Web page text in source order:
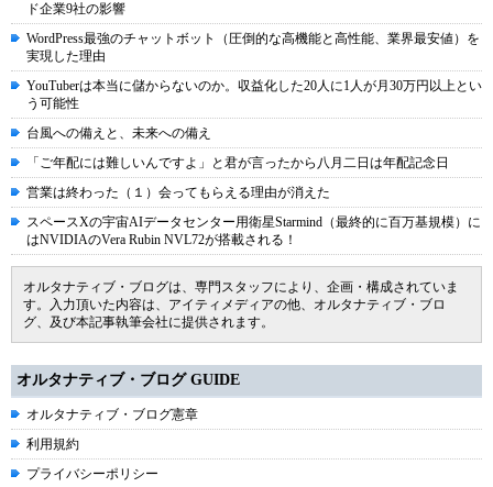
ド企業9社の影響
WordPress最強のチャットボット（圧倒的な高機能と高性能、業界最安値）を
実現した理由
YouTuberは本当に儲からないのか。収益化した20人に1人が月30万円以上とい
う可能性
台風への備えと、未来への備え
「ご年配には難しいんですよ」と君が言ったから八月二日は年配記念日
営業は終わった（１）会ってもらえる理由が消えた
スペースXの宇宙AIデータセンター用衛星Starmind（最終的に百万基規模）に
はNVIDIAのVera Rubin NVL72が搭載される！
オルタナティブ・ブログは、専門スタッフにより、企画・構成されていま
す。入力頂いた内容は、アイティメディアの他、オルタナティブ・ブロ
グ、及び本記事執筆会社に提供されます。
オルタナティブ・ブログ GUIDE
オルタナティブ・ブログ憲章
利用規約
プライバシーポリシー